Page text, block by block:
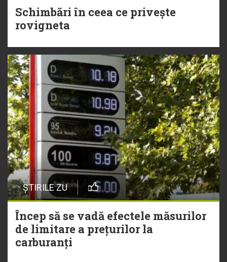
Schimbări în ceea ce privește
rovigneta
ȘTIRILE ZU
Încep să se vadă efectele măsurilor
de limitare a prețurilor la
carburanți